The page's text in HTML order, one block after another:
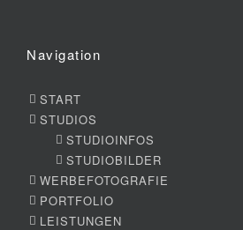
Navigation
START
STUDIOS
STUDIOINFOS
STUDIOBILDER
WERBEFOTOGRAFIE
PORTFOLIO
LEISTUNGEN